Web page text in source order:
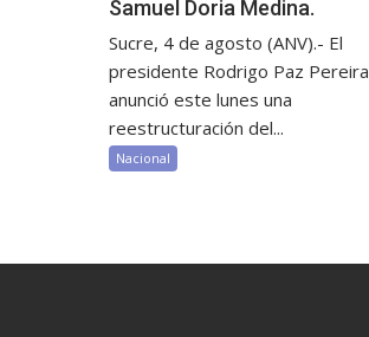
Samuel Doria Medina.
Sucre, 4 de agosto (ANV).- El
presidente Rodrigo Paz Pereira
anunció este lunes una
reestructuración del...
Nacional